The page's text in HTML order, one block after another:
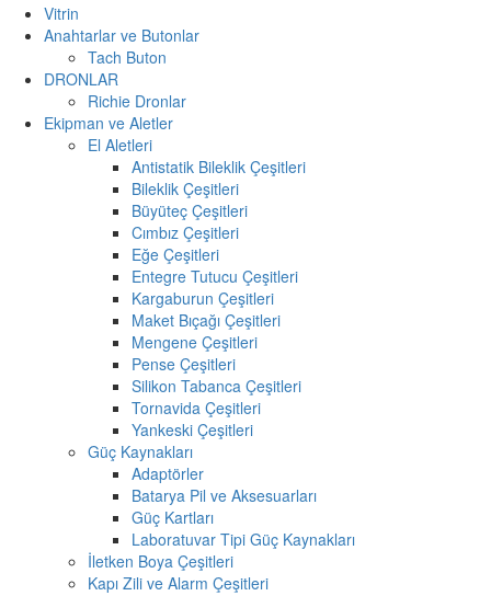
Vitrin
Anahtarlar ve Butonlar
Tach Buton
DRONLAR
Richie Dronlar
Ekipman ve Aletler
El Aletleri
Antistatik Bileklik Çeşitleri
Bileklik Çeşitleri
Büyüteç Çeşitleri
Cımbız Çeşitleri
Eğe Çeşitleri
Entegre Tutucu Çeşitleri
Kargaburun Çeşitleri
Maket Bıçağı Çeşitleri
Mengene Çeşitleri
Pense Çeşitleri
Silikon Tabanca Çeşitleri
Tornavida Çeşitleri
Yankeski Çeşitleri
Güç Kaynakları
Adaptörler
Batarya Pil ve Aksesuarları
Güç Kartları
Laboratuvar Tipi Güç Kaynakları
İletken Boya Çeşitleri
Kapı Zili ve Alarm Çeşitleri